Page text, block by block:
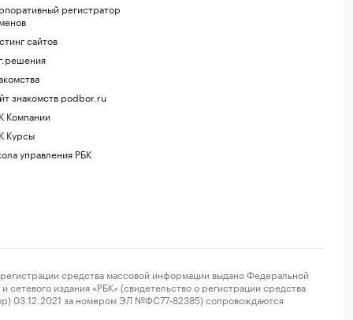
регистратор
сайтов
знакомств podbor.ru
Компании
Курсы
управления РБК
средства массовой информации выдано Федеральной
издания «РБК» (свидетельство о регистрации средства
03.12.2021 за номером ЭЛ №ФС77-82385) сопровождаются